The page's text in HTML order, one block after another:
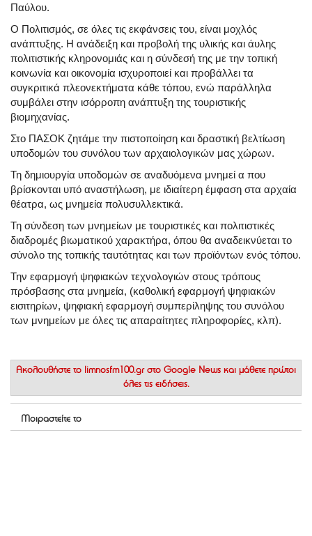
Παύλου.
Ο Πολιτισμός, σε όλες τις εκφάνσεις του, είναι μοχλός
ανάπτυξης. Η ανάδειξη και προβολή της υλικής και άυλης
πολιτιστικής κληρονομιάς και η σύνδεσή της με την τοπική
κοινωνία και οικονομία ισχυροποιεί και προβάλλει τα
συγκριτικά πλεονεκτήματα κάθε τόπου, ενώ παράλληλα
συμβάλει στην ισόρροπη ανάπτυξη της τουριστικής
βιομηχανίας.
Στο ΠΑΣΟΚ ζητάμε την πιστοποίηση και δραστική βελτίωση
υποδομών του συνόλου των αρχαιολογικών μας χώρων.
Τη δημιουργία υποδομών σε αναδυόμενα μνημεί α που
βρίσκονται υπό αναστήλωση, με ιδιαίτερη έμφαση στα αρχαία
θέατρα, ως μνημεία πολυσυλλεκτικά.
Τη σύνδεση των μνημείων με τουριστικές και πολιτιστικές
διαδρομές βιωματικού χαρακτήρα, όπου θα αναδεικνύεται το
σύνολο της τοπικής ταυτότητας και των προϊόντων ενός τόπου.
Την εφαρμογή ψηφιακών τεχνολογιών στους τρόπους
πρόσβασης στα μνημεία, (καθολική εφαρμογή ψηφιακών
εισιτηρίων, ψηφιακή εφαρμογή συμπερίληψης του συνόλου
των μνημείων με όλες τις απαραίτητες πληροφορίες, κλπ).
Ακολουθήστε το limnosfm100.gr στο Google News και μάθετε πρώτοι
όλες τις ειδήσεις.
Μοιραστείτε το